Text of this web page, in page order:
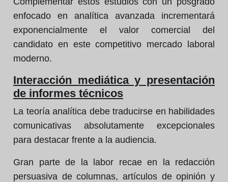
enfocado en analítica avanzada incrementará
exponencialmente el valor comercial del
candidato en este competitivo mercado laboral
moderno.
Interacción mediática y presentación
de informes técnicos
La teoría analítica debe traducirse en habilidades
comunicativas absolutamente excepcionales
para destacar frente a la audiencia.
Gran parte de la labor recae en la redacción
persuasiva de columnas, artículos de opinión y